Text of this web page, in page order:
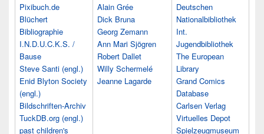
Pixibuch.de
Blüchert
Bibliographie
I.N.D.U.C.K.S. /
Bause
Steve Santi (engl.)
Enid Blyton Society
(engl.)
Bildschriften-Archiv
TuckDB.org (engl.)
past children's
Alain Grée
Dick Bruna
Georg Zemann
Ann Mari Sjögren
Robert Dallet
Willy Schermelé
Jeanne Lagarde
Deutschen
Nationalbibliothek
Int.
Jugendbibliothek
The European
Library
Grand Comics
Database
Carlsen Verlag
Virtuelles Depot
Spielzeugmuseum